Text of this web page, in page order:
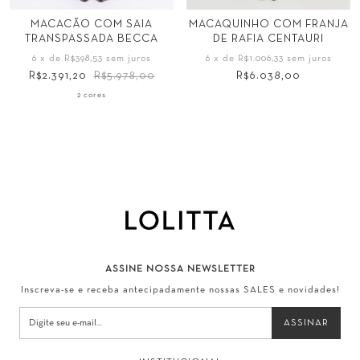
34 36 38 40
44
MACACÃO COM SAIA
TRANSPASSADA BECCA
6 x de R$398,53 sem juros
R$2.391,20 R$5.978,00
2 cores
Tamanho
PP P M G
MACAQUINHO COM FRANJA
DE RAFIA CENTAURI
6 x de R$1.006,33 sem juros
R$6.038,00
ASSINE NOSSA NEWSLETTER
Inscreva-se e receba antecipadamente nossas SALES e novidades!